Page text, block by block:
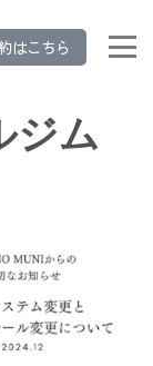
はこちら
ジム